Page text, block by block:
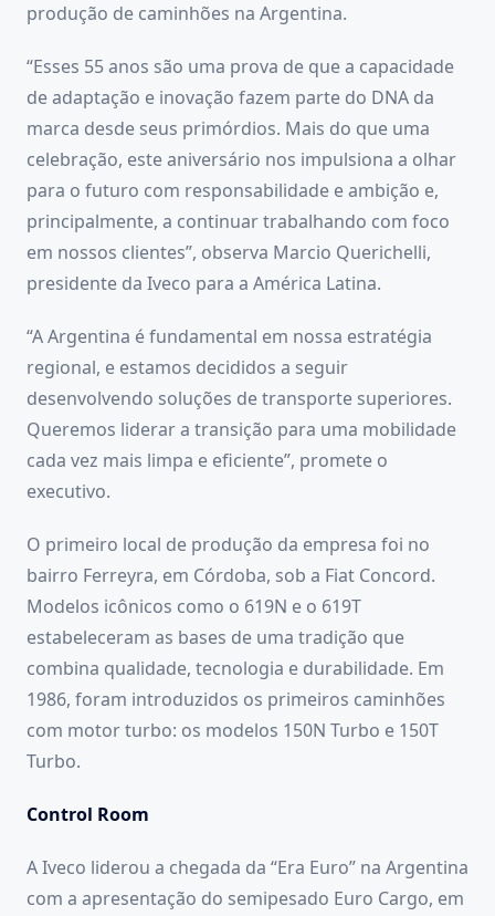
produção de caminhões na Argentina.
“Esses 55 anos são uma prova de que a capacidade
de adaptação e inovação fazem parte do DNA da
marca desde seus primórdios. Mais do que uma
celebração, este aniversário nos impulsiona a olhar
para o futuro com responsabilidade e ambição e,
principalmente, a continuar trabalhando com foco
em nossos clientes”, observa Marcio Querichelli,
presidente da Iveco para a América Latina.
“A Argentina é fundamental em nossa estratégia
regional, e estamos decididos a seguir
desenvolvendo soluções de transporte superiores.
Queremos liderar a transição para uma mobilidade
cada vez mais limpa e eficiente”, promete o
executivo.
O primeiro local de produção da empresa foi no
bairro Ferreyra, em Córdoba, sob a Fiat Concord.
Modelos icônicos como o 619N e o 619T
estabeleceram as bases de uma tradição que
combina qualidade, tecnologia e durabilidade. Em
1986, foram introduzidos os primeiros caminhões
com motor turbo: os modelos 150N Turbo e 150T
Turbo.
Control Room
A Iveco liderou a chegada da “Era Euro” na Argentina
com a apresentação do semipesado Euro Cargo, em